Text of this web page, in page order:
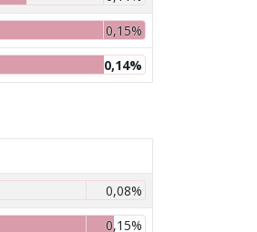
0,15%
0,14%
0,08%
0,15%